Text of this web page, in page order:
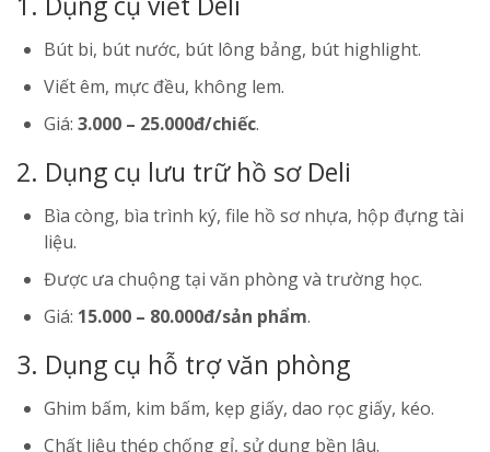
Bút bi, bút nước, bút lông bảng, bút highlight.
Viết êm, mực đều, không lem.
Giá: 3.000 – 25.000đ/chiếc.
2. Dụng cụ lưu trữ hồ sơ Deli
Bìa còng, bìa trình ký, file hồ sơ nhựa, hộp đựng tài
liệu.
Được ưa chuộng tại văn phòng và trường học.
Giá: 15.000 – 80.000đ/sản phẩm.
3. Dụng cụ hỗ trợ văn phòng
Ghim bấm, kim bấm, kẹp giấy, dao rọc giấy, kéo.
Chất liệu thép chống gỉ, sử dụng bền lâu.